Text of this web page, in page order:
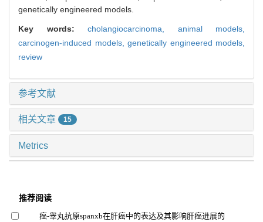
genetically engineered models.
Key words: cholangiocarcinoma, animal models,
carcinogen-induced models, genetically engineered models,
review
参考文献
相关文章 15
Metrics
推荐阅读
癌-睾丸抗原spanxb在肝癌中的表达及其影响肝癌进展的